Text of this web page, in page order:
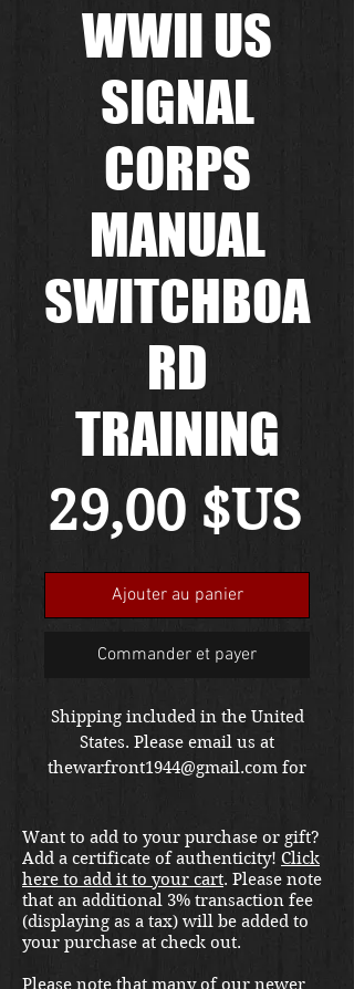
WWII US
SIGNAL
CORPS
MANUAL
SWITCHBOA
RD
TRAINING
29,00 $US
Ajouter au panier
Commander et payer
Shipping included in the United
States. Please email us at
thewarfront1944@gmail.com for
Want to add to your purchase or gift?
Add a certificate of authenticity! Click
here to add it to your cart. Please note
that an additional 3% transaction fee
(displaying as a tax) will be added to
your purchase at check out.
Please note that many of our newer